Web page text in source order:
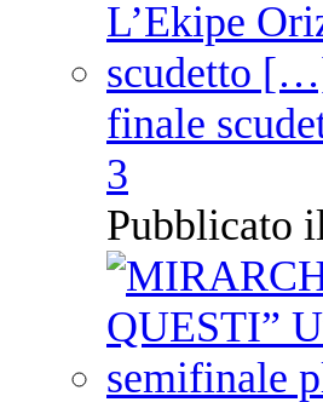
finale
3
Pubblicato